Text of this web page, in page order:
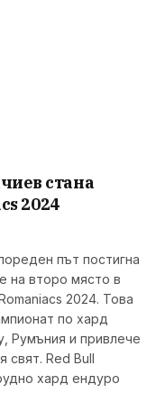
стана
2024
път постигна
на второ място в
2024. Това
по хард
Румъния и привлече
свят. Red Bull
хард ендуро